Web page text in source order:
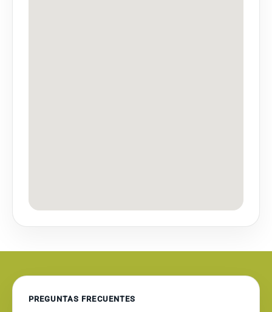
PREGUNTAS FRECUENTES